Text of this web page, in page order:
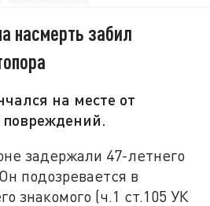
насмерть забил
на месте от
задержали 47-летнего
подозревается в
знакомого (ч.1 ст.105 УК